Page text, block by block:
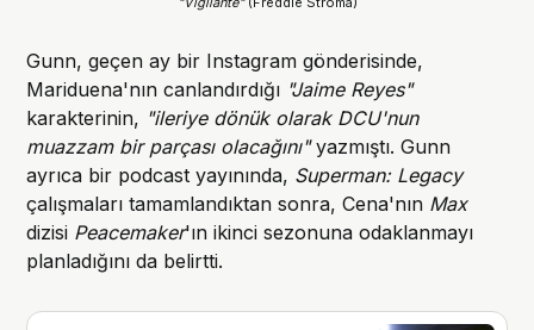
Gunn, geçen ay bir Instagram gönderisinde,
Mariduena'nın canlandırdığı "Jaime Reyes"
karakterinin, "ileriye dönük olarak DCU'nun
muazzam bir parçası olacağını"yazmıştı. Gunn
ayrıca bir podcast yayınında, Superman: Legacy
çalışmaları tamamlandıktan sonra, Cena'nın Max
dizisi Peacemaker'ın ikinci sezonuna odaklanmayı
planladığını da belirtti.